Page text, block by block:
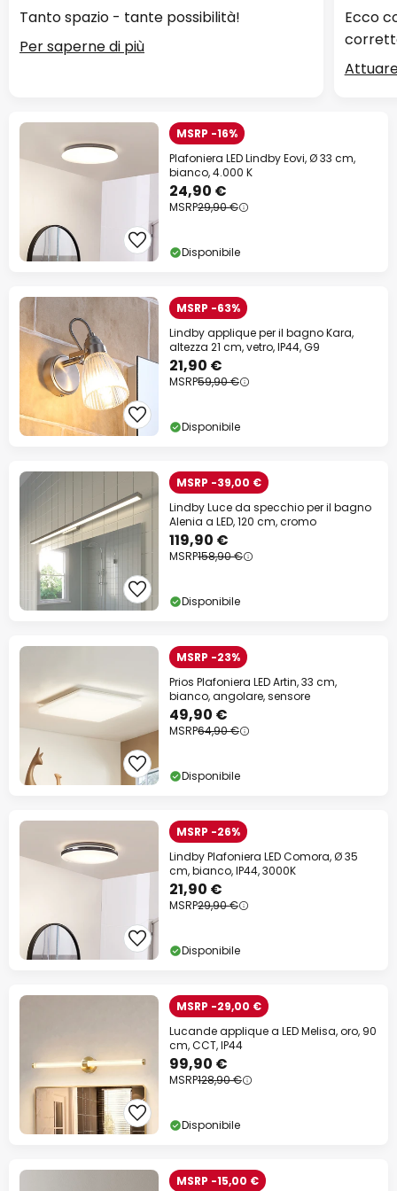
Tanto spazio - tante possibilità!
Per saperne di più
Ecco
MSRP -16%
Plafoniera LED Lindby Eovi, Ø 33 cm,
bianco, 4.000 K
24,90 €
MSRP29,90 €
Disponibile
MSRP -63%
Lindby applique per il bagno Kara,
altezza 21 cm, vetro, IP44, G9
21,90 €
MSRP59,90 €
Disponibile
MSRP -39,00 €
Lindby Luce da specchio per il bagno
Alenia a LED, 120 cm, cromo
119,90 €
MSRP158,90 €
Disponibile
MSRP -23%
Prios Plafoniera LED Artin, 33 cm,
bianco, angolare, sensore
49,90 €
MSRP64,90 €
Disponibile
MSRP -26%
Lindby Plafoniera LED Comora, Ø 35
cm, bianco, IP44, 3000K
21,90 €
MSRP29,90 €
Disponibile
MSRP -29,00 €
Lucande applique a LED Melisa, oro, 90
cm, CCT, IP44
99,90 €
MSRP128,90 €
Disponibile
MSRP -15,00 €